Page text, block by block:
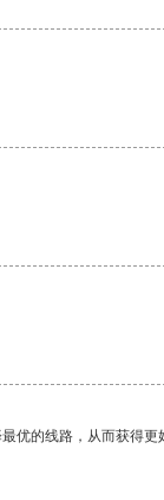
优的线路，从而获得更